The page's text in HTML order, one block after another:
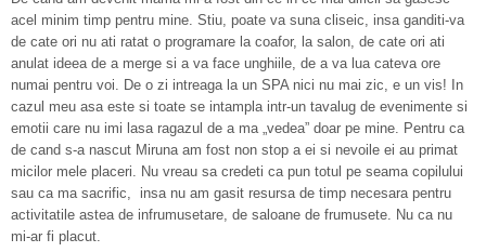
acel minim timp pentru mine. Stiu, poate va suna cliseic, insa ganditi-va
de cate ori nu ati ratat o programare la coafor, la salon, de cate ori ati
anulat ideea de a merge si a va face unghiile, de a va lua cateva ore
numai pentru voi. De o zi intreaga la un SPA nici nu mai zic, e un vis! In
cazul meu asa este si toate se intampla intr-un tavalug de evenimente si
emotii care nu imi lasa ragazul de a ma „vedea” doar pe mine. Pentru ca
de cand s-a nascut Miruna am fost non stop a ei si nevoile ei au primat
micilor mele placeri. Nu vreau sa credeti ca pun totul pe seama copilului
sau ca ma sacrific, insa nu am gasit resursa de timp necesara pentru
activitatile astea de infrumusetare, de saloane de frumusete. Nu ca nu
mi-ar fi placut.